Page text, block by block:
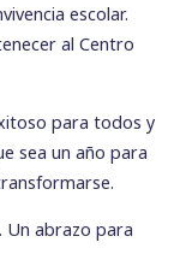
escolar.
al Centro
para todos y
sea un año para
Un abrazo para